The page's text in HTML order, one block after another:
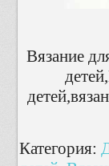
Вязание
Категория: